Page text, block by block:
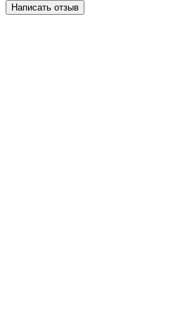
Написать отзыв